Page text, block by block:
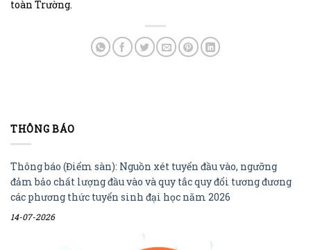
toàn Trường.
THÔNG BÁO
Thông báo (Điểm sàn): Nguồn xét tuyển đầu vào, ngưỡng
đảm bảo chất lượng đầu vào và quy tắc quy đổi tương đương
các phương thức tuyển sinh đại học năm 2026
14-07-2026